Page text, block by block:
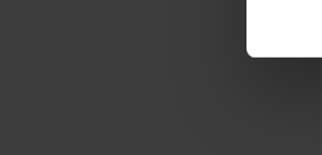
Find
We